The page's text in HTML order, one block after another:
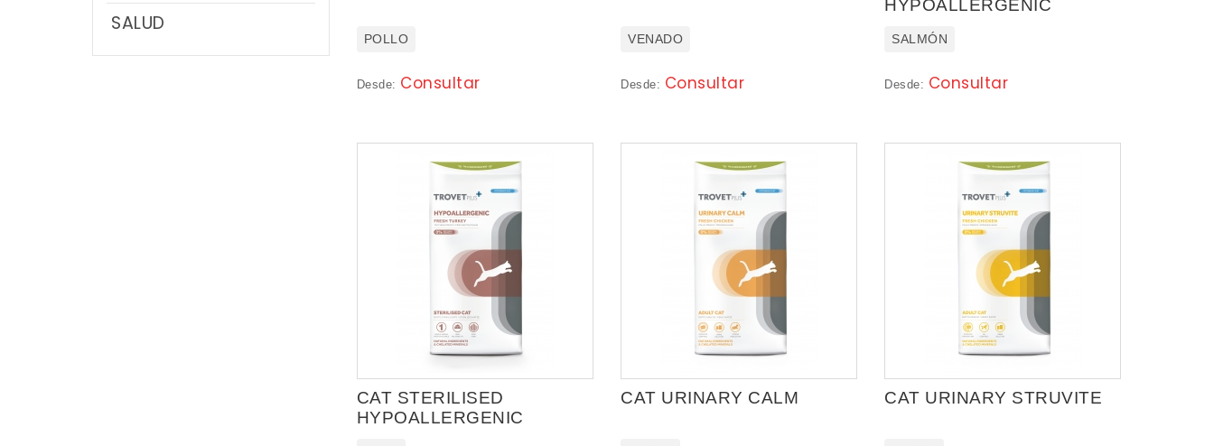
SALUD
POLLO
Desde: Consultar
VENADO
Desde: Consultar
HYPOALLERGENIC
SALMÓN
Desde: Consultar
CAT STERILISED
HYPOALLERGENIC
CAT URINARY CALM CAT URINARY STRUVITE